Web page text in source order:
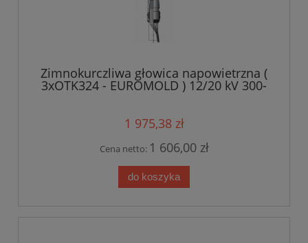
Zimnokurczliwa głowica napowietrzna (
3xOTK324 - EUROMOLD ) 12/20 kV 300-
1 975,38 zł
Cena netto: 1 606,00 zł
do koszyka